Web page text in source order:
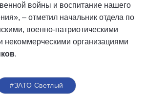
войны и воспитание нашего
– отметил начальник отдела по
военно-патриотическими
некоммерческими организациями
.
#ЗАТО Светлый